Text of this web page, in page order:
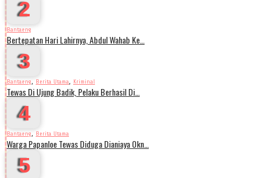
2
Bantaeng
Bertepatan Hari Lahirnya, Abdul Wahab Ke…
3
Bantaeng, Berita Utama, Kriminal
Tewas Di Ujung Badik, Pelaku Berhasil Di…
4
Bantaeng, Berita Utama
Warga Papanloe Tewas Diduga Dianiaya Okn…
5